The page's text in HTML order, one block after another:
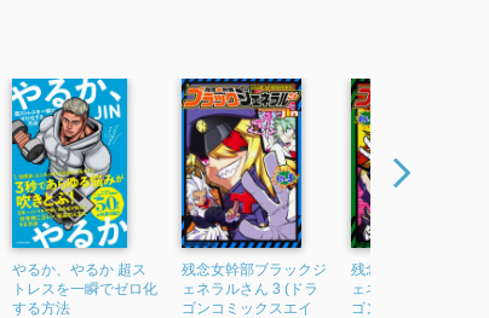
やるか、やるか 超ス
トレスを一瞬でゼロ化
する方法
残念女幹部ブラックジ
ェネラルさん 3 (ドラ
ゴンコミックスエイ
残念女幹部ブラックジ
ェネラルさん 4 (ドラ
ゴンコミックスエイ